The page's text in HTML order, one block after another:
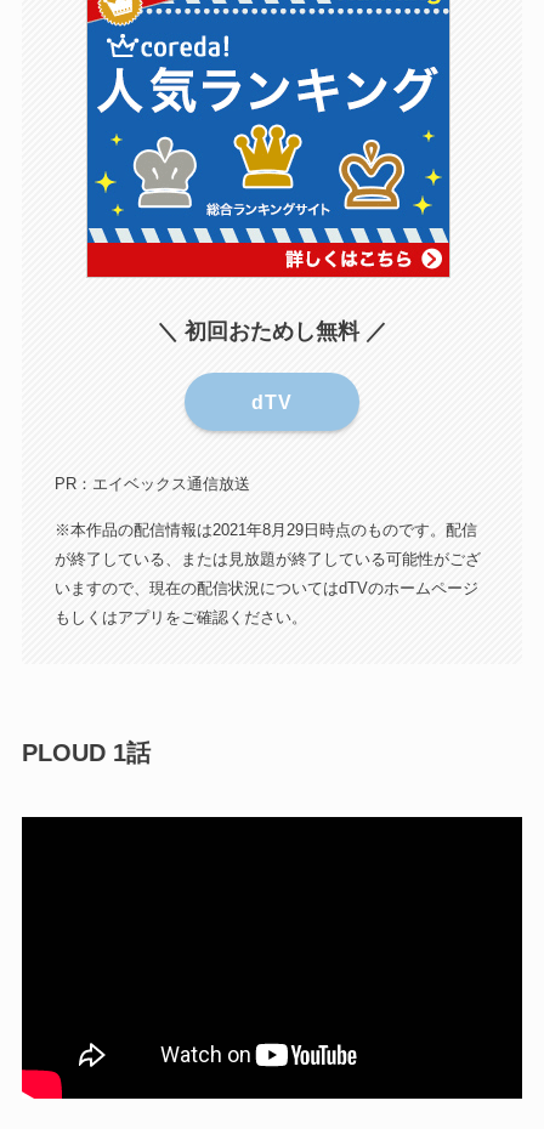
＼ 初回おためし無料／
dTV
PR：エイベックス通信放送
※本作品の配信情報は2021年8月29日時点のものです。配信
が終了している、または見放題が終了している可能性がござ
いますので、現在の配信状況についてはdTVのホームページ
もしくはアプリをご確認ください。
PLOUD 1話